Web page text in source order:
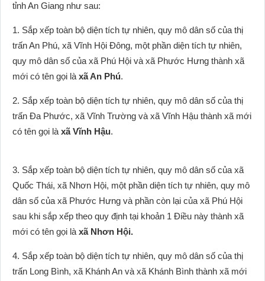
tỉnh An Giang như sau:
1. Sắp xếp toàn bộ diện tích tự nhiên, quy mô dân số của thị
trấn An Phú, xã Vĩnh Hội Đông, một phần diện tích tự nhiên,
quy mô dân số của xã Phú Hội và xã Phước Hưng thành xã
mới có tên gọi là xã An Phú.
2. Sắp xếp toàn bộ diện tích tự nhiên, quy mô dân số của thị
trấn Đa Phước, xã Vĩnh Trường và xã Vĩnh Hậu thành xã mới
có tên gọi là xã Vĩnh Hậu.
3. Sắp xếp toàn bộ diện tích tự nhiên, quy mô dân số của xã
Quốc Thái, xã Nhơn Hội, một phần diện tích tự nhiên, quy mô
dân số của xã Phước Hưng và phần còn lại của xã Phú Hội
sau khi sắp xếp theo quy định tại khoản 1 Điều này thành xã
mới có tên gọi là xã Nhơn Hội.
4. Sắp xếp toàn bộ diện tích tự nhiên, quy mô dân số của thị
trấn Long Bình, xã Khánh An và xã Khánh Bình thành xã mới